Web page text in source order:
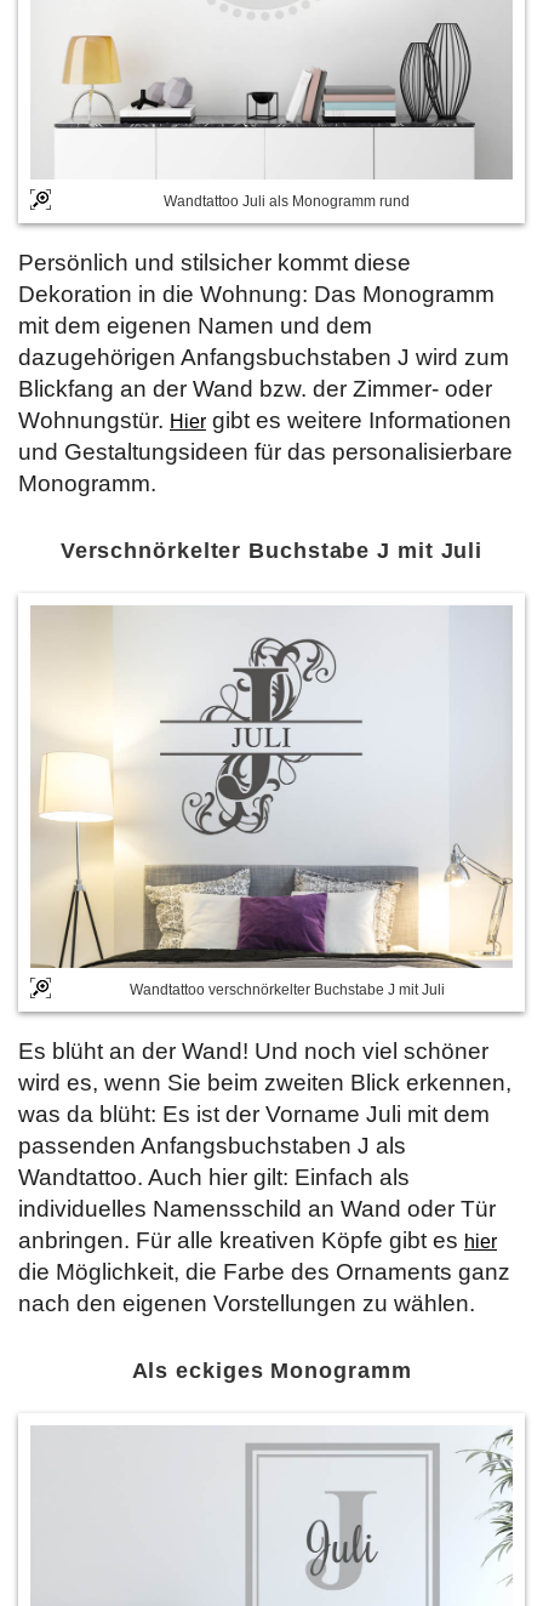
Wandtattoo Juli als Monogramm rund
Persönlich und stilsicher kommt diese
Dekoration in die Wohnung: Das Monogramm
mit dem eigenen Namen und dem
dazugehörigen Anfangsbuchstaben J wird zum
Blickfang an der Wand bzw. der Zimmer- oder
Wohnungstür. Hier gibt es weitere Informationen
und Gestaltungsideen für das personalisierbare
Monogramm.
Verschnörkelter Buchstabe J mit Juli
Wandtattoo verschnörkelter Buchstabe J mit Juli
Es blüht an der Wand! Und noch viel schöner
wird es, wenn Sie beim zweiten Blick erkennen,
was da blüht: Es ist der Vorname Juli mit dem
passenden Anfangsbuchstaben J als
Wandtattoo. Auch hier gilt: Einfach als
individuelles Namensschild an Wand oder Tür
anbringen. Für alle kreativen Köpfe gibt es hier
die Möglichkeit, die Farbe des Ornaments ganz
nach den eigenen Vorstellungen zu wählen.
Als eckiges Monogramm